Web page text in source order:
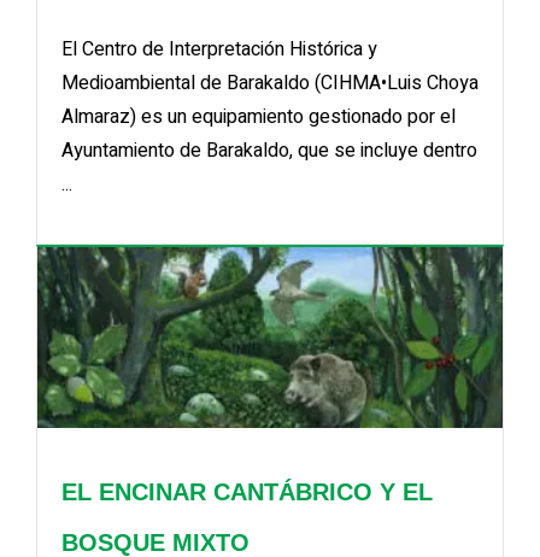
El Centro de Interpretación Histórica y
Medioambiental de Barakaldo (CIHMA•Luis Choya
Almaraz) es un equipamiento gestionado por el
Ayuntamiento de Barakaldo, que se incluye dentro
...
EL ENCINAR CANTÁBRICO Y EL
BOSQUE MIXTO